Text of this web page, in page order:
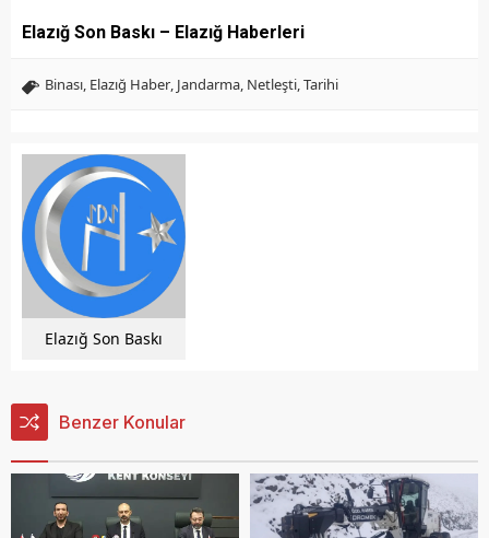
Elazığ Son Baskı – Elazığ Haberleri
Binası, Elazığ Haber, Jandarma, Netleşti,Tarihi
Elazığ Son Baskı
Benzer Konular